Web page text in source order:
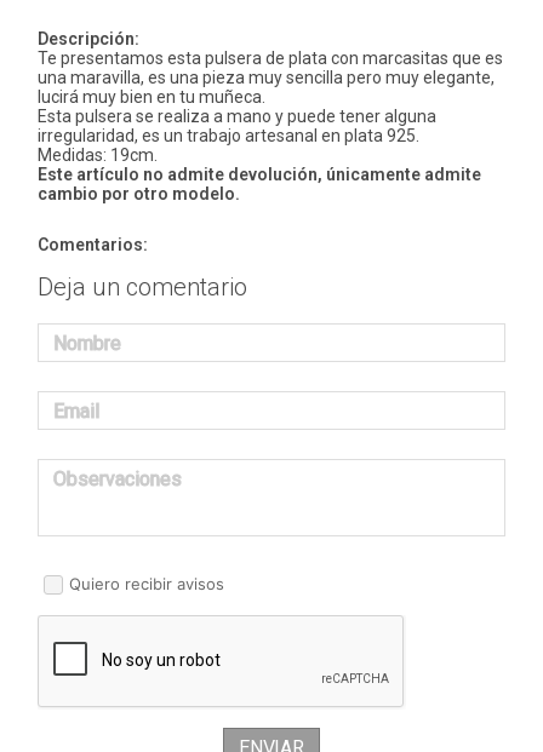
Descripción:
Te presentamos esta pulsera de plata con marcasitas que es
una maravilla, es una pieza muy sencilla pero muy elegante,
lucirá muy bien en tu muñeca.
Esta pulsera se realiza a mano y puede tener alguna
irregularidad, es un trabajo artesanal en plata 925.
Medidas: 19cm.
Este artículo no admite devolución, únicamente admite
cambio por otro modelo.
Comentarios:
Deja un comentario
Nombre
Email
Observaciones
Quiero recibir avisos